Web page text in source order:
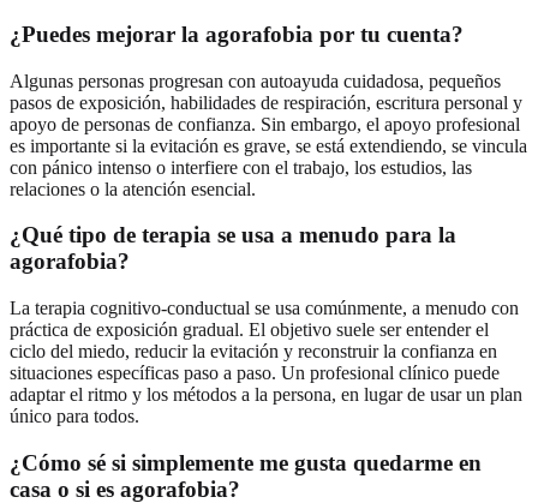
¿Puedes mejorar la agorafobia por tu cuenta?
Algunas personas progresan con autoayuda cuidadosa, pequeños
pasos de exposición, habilidades de respiración, escritura personal y
apoyo de personas de confianza. Sin embargo, el apoyo profesional
es importante si la evitación es grave, se está extendiendo, se vincula
con pánico intenso o interfiere con el trabajo, los estudios, las
relaciones o la atención esencial.
¿Qué tipo de terapia se usa a menudo para la
agorafobia?
La terapia cognitivo-conductual se usa comúnmente, a menudo con
práctica de exposición gradual. El objetivo suele ser entender el
ciclo del miedo, reducir la evitación y reconstruir la confianza en
situaciones específicas paso a paso. Un profesional clínico puede
adaptar el ritmo y los métodos a la persona, en lugar de usar un plan
único para todos.
¿Cómo sé si simplemente me gusta quedarme en
casa o si es agorafobia?